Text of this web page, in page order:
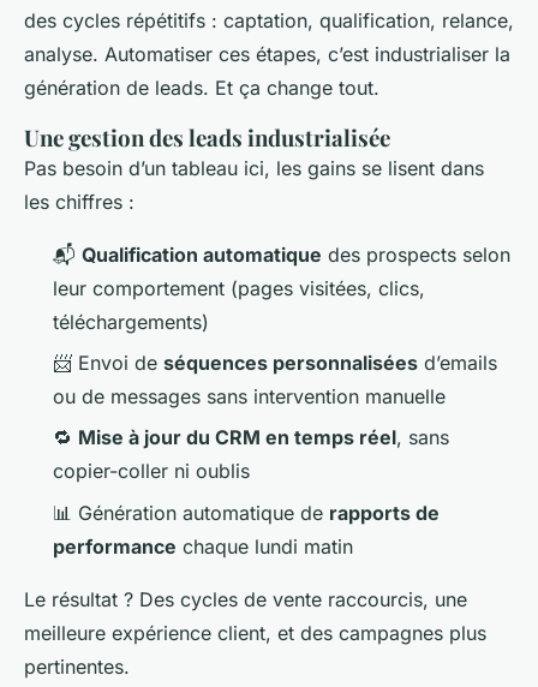
des cycles répétitifs : captation, qualification, relance,
analyse. Automatiser ces étapes, c’est industrialiser la
génération de leads. Et ça change tout.
Une gestion des leads industrialisée
Pas besoin d’un tableau ici, les gains se lisent dans
les chiffres :
📬 Qualification automatique des prospects selon
leur comportement (pages visitées, clics,
téléchargements)
📨 Envoi de séquences personnalisées d’emails
ou de messages sans intervention manuelle
🔁 Mise à jour du CRM en temps réel, sans
copier-coller ni oublis
📊 Génération automatique de rapports de
performance chaque lundi matin
Le résultat ? Des cycles de vente raccourcis, une
meilleure expérience client, et des campagnes plus
pertinentes.